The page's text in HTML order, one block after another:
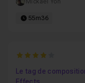
Mickael Yon
55m36
4
Le tag de